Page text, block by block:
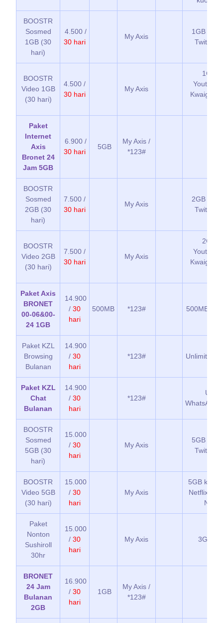
BOOSTR
Sosmed
1GB (30
hari)
4.500 /
30 hari
My Axis
1GB
Twitter
BOOSTR
Video 1GB
(30 hari)
4.500 /
30 hari
My Axis
1GB
Youtube,
Kwaigo
Paket
Internet
Axis
Bronet 24
Jam 5GB
6.900 /
30 hari
5GB
My Axis /
*123#
BOOSTR
Sosmed
2GB (30
hari)
7.500 /
30 hari
My Axis
2GB
Twitter
BOOSTR
Video 2GB
(30 hari)
7.500 /
30 hari
My Axis
2GB
Youtube,
Kwaigo
Paket Axis
BRONET
00-06&00-
24 1GB
14.900
/ 30
hari
500MB *123# 500MB
Paket KZL
Browsing
Bulanan
14.900
/ 30
hari
*123# Unlimited
Paket KZL
Chat
Bulanan
14.900
/ 30
hari
*123#
WhatsApp/
BOOSTR
Sosmed
5GB (30
hari)
15.000
/ 30
hari
My Axis
5GB
Twitter
BOOSTR
Video 5GB
(30 hari)
15.000
/ 30
hari
My Axis
5GB
Netflix,
Paket
Nonton
Sushiroll
30hr
15.000
/ 30
hari
My Axis 3GB
BRONET
24 Jam
Bulanan
2GB
16.900
/ 30
hari
1GB
My Axis /
*123#